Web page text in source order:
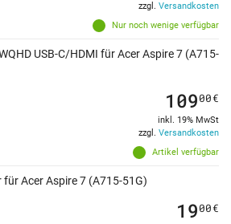
Nur noch wenige verfügbar
zzgl. Versandkosten
USB-C/HDMI für Acer Aspire 7 (A715-
Artikel verfügbar
10900€
inkl. 19% MwSt
zzgl. Versandkosten
für Acer Aspire 7 (A715-51G)
1900€